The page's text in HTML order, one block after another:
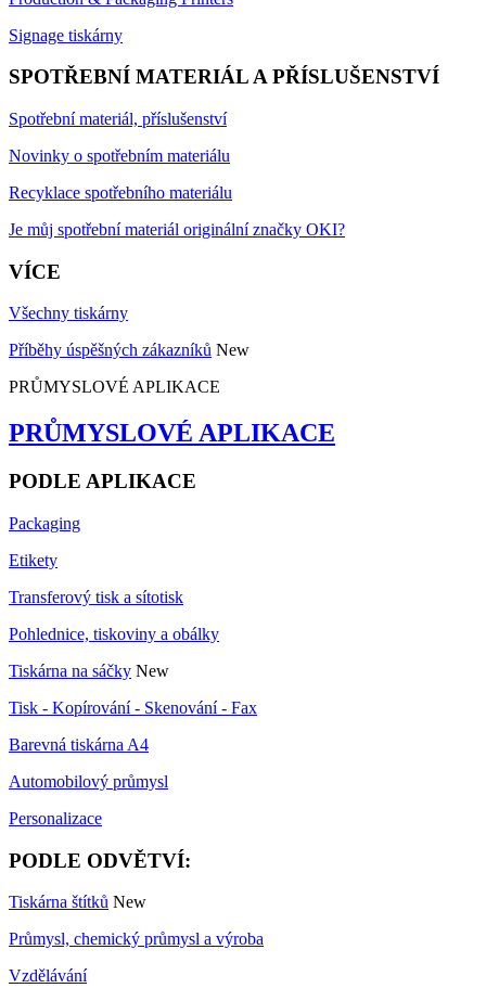
Signage tiskárny
SPOTŘEBNÍ MATERIÁL A PŘÍSLUŠENSTVÍ
Spotřební materiál, příslušenství
Novinky o spotřebním materiálu
Recyklace spotřebního materiálu
Je můj spotřební materiál originální značky OKI?
VÍCE
Všechny tiskárny
Příběhy úspěšných zákazníků New
PRŮMYSLOVÉ APLIKACE
PRŮMYSLOVÉ APLIKACE
PODLE APLIKACE
Packaging
Etikety
Transferový tisk a sítotisk
Pohlednice, tiskoviny a obálky
Tiskárna na sáčky New
Tisk - Kopírování - Skenování - Fax
Barevná tiskárna A4
Automobilový průmysl
Personalizace
PODLE ODVĚTVÍ:
Tiskárna štítků New
Průmysl, chemický průmysl a výroba
Vzdělávání